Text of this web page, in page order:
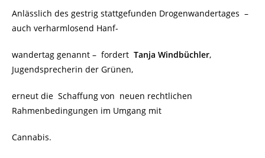
Anlässlich des gestrig stattgefunden Drogenwandertages –
auch verharmlosend Hanf-
wandertag genannt – fordert Tanja Windbüchler,
Jugendsprecherin der Grünen,
erneut die Schaffung von neuen rechtlichen
Rahmenbedingungen im Umgang mit
Cannabis.